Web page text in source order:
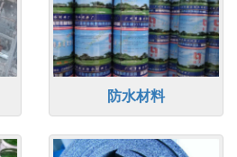
防水材料